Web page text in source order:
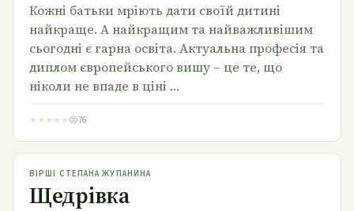
Кожні батьки мріють дати своїй дитині
найкраще. А найкращим та найважливішим
сьогодні є гарна освіта. Актуальна професія та
диплом європейського вишу – це те, що
ніколи не впаде в ціні …
★ ★ ★ ★ ★ 76
Щедрівка
ВІРШІ СТЕПАНА ЖУПАНИНА
Щедрівка